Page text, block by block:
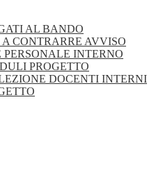
AL BANDO
CONTRARRE AVVISO
PERSONALE INTERNO
PROGETTO
DOCENTI INTERNI